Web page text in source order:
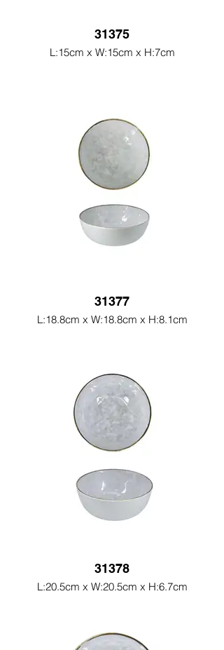
31375
L:15cm x W:15cm x H:7cm
31377
L:18.8cm x W:18.8cm x H:8.1cm
31378
L:20.5cm x W:20.5cm x H:6.7cm